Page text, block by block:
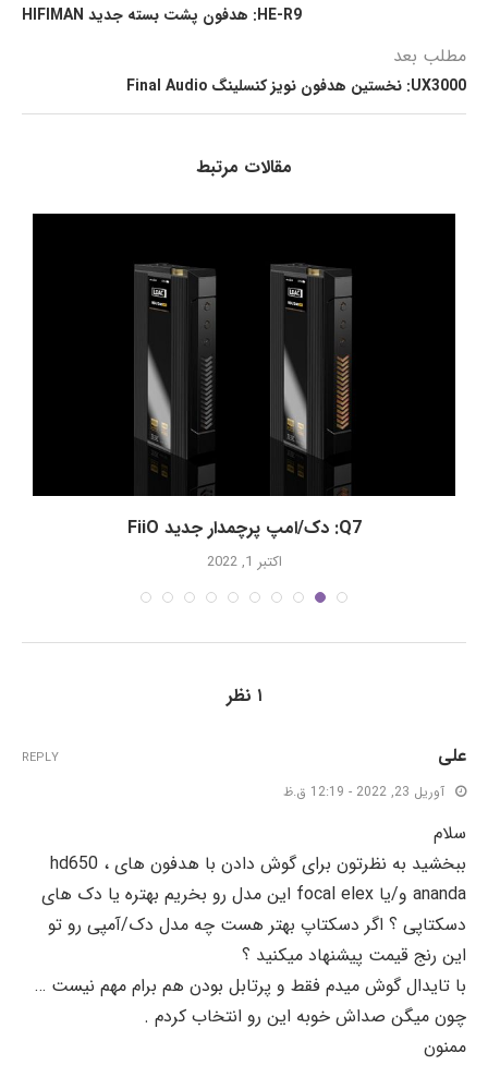
HE-R9: هدفون پشت بسته جدید HIFIMAN
مطلب بعد
UX3000: نخستین هدفون نویز کنسلینگ Final Audio
مقالات مرتبط
Q7: دک/امپ پرچمدار جدید FiiO
اکتبر 1, 2022
۱ نظر
علی
آوریل 23, 2022 - 12:19 ق.ظ
سلام
ببخشید به نظرتون برای گوش دادن با هدفون های hd650 ،
ananda و/یا focal elex این مدل رو بخریم بهتره یا دک های
دسکتاپی ؟ اگر دسکتاپ بهتر هست چه مدل دک/آمپی رو تو
این رنج قیمت پیشنهاد میکنید ؟
با تایدال گوش میدم فقط و پرتابل بودن هم برام مهم نیست …
چون میگن صداش خوبه این رو انتخاب کردم .
ممنون
REPLY